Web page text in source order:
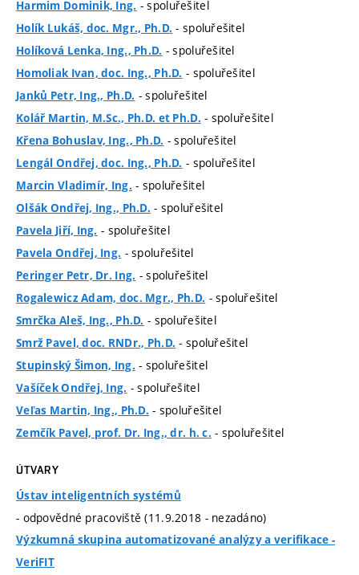
Harmim Dominik, Ing. - spoluřešitel
Holík Lukáš, doc. Mgr., Ph.D. - spoluřešitel
Holíková Lenka, Ing., Ph.D. - spoluřešitel
Homoliak Ivan, doc. Ing., Ph.D. - spoluřešitel
Janků Petr, Ing., Ph.D. - spoluřešitel
Kolář Martin, M.Sc., Ph.D. et Ph.D. - spoluřešitel
Křena Bohuslav, Ing., Ph.D. - spoluřešitel
Lengál Ondřej, doc. Ing., Ph.D. - spoluřešitel
Marcin Vladimír, Ing. - spoluřešitel
Olšák Ondřej, Ing., Ph.D. - spoluřešitel
Pavela Jiří, Ing. - spoluřešitel
Pavela Ondřej, Ing. - spoluřešitel
Peringer Petr, Dr. Ing. - spoluřešitel
Rogalewicz Adam, doc. Mgr., Ph.D. - spoluřešitel
Smrčka Aleš, Ing., Ph.D. - spoluřešitel
Smrž Pavel, doc. RNDr., Ph.D. - spoluřešitel
Stupinský Šimon, Ing. - spoluřešitel
Vašíček Ondřej, Ing. - spoluřešitel
Veľas Martin, Ing., Ph.D. - spoluřešitel
Zemčík Pavel, prof. Dr. Ing., dr. h. c. - spoluřešitel
ÚTVARY
Ústav inteligentních systémů
- odpovědné pracoviště (11.9.2018 - nezadáno)
Výzkumná skupina automatizované analýzy a verifikace -
VeriFIT